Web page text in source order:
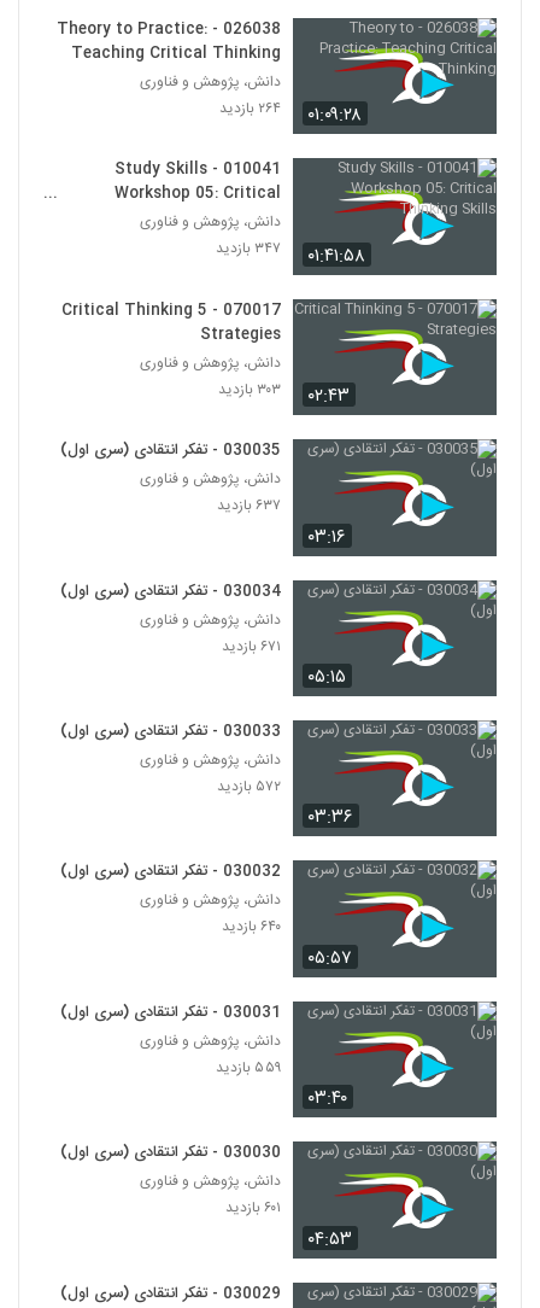
37
030033 - تفکر انتقادی (سری اول)
۵۷۲ بازدید
39
030034 - تفکر انتقادی (سری اول)
40
030035 - تفکر انتقادی (سری اول)
030036 - نظریه انتخاب عقلانی
۴۸۲ بازدید
030042 - نظریه دانش
43
030043 - نظریه دانش
۴۸۷ بازدید
030044 - نظریه دانش
۵۲۳ بازدید
030045 - نظریه دانش
46
۵۳۲ بازدید
030047 - نظریه دانش
۵۳۸ بازدید
030048 - نظریه دانش
49
۵۷۱ بازدید
50
030050 - نظریه دانش
۵۷۴ بازدید
۰۱:۰۹:۲۸
026038 - Theory to Practice:
Teaching Critical Thinking
دانش، پژوهش و فناوری
۲۶۴ بازدید
۰۱:۴۱:۵۸
010041 - Study Skills
Workshop 05: Critical
Thinking Skills
دانش، پژوهش و فناوری
۳۴۷ بازدید
۰۲:۴۳
070017 - 5 Critical Thinking
Strategies
دانش، پژوهش و فناوری
۳۰۳ بازدید
۰۳:۱۶
030035 - تفکر انتقادی (سری اول)
دانش، پژوهش و فناوری
۶۳۷ بازدید
۰۵:۱۵
030034 - تفکر انتقادی (سری اول)
دانش، پژوهش و فناوری
۶۷۱ بازدید
۰۳:۳۶
030033 - تفکر انتقادی (سری اول)
دانش، پژوهش و فناوری
۵۷۲ بازدید
۰۵:۵۷
030032 - تفکر انتقادی (سری اول)
دانش، پژوهش و فناوری
۶۴۰ بازدید
۰۳:۴۰
030031 - تفکر انتقادی (سری اول)
دانش، پژوهش و فناوری
۵۵۹ بازدید
۰۴:۵۳
030030 - تفکر انتقادی (سری اول)
دانش، پژوهش و فناوری
۶۰۱ بازدید
030029 - تفکر انتقادی (سری اول)